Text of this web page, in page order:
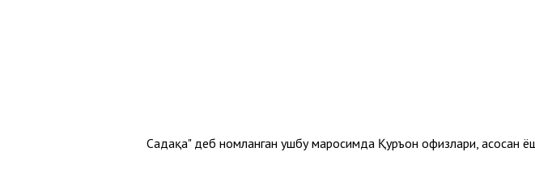
"Садақа" деб номланган ушбу маросимда Қуръон ҳофизлари, асосан